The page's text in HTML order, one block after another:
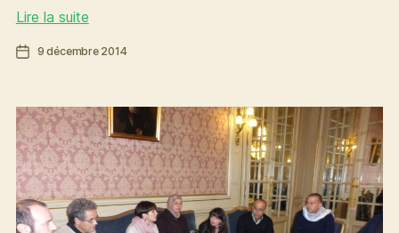
Lire la suiteDes
en
contre
la
pollution
de
l’air
Date9 décembre 2014